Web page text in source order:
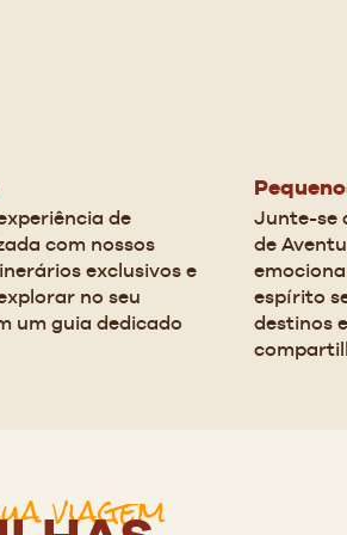
de
com nossos
exclusivos e
no seu
um guia dedicado
Junte-se
de
espírito
destinos
viagem